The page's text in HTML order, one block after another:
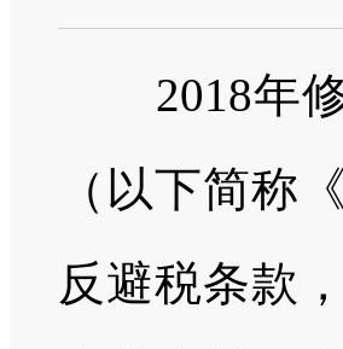
2018年
（以下简称
反避税条款